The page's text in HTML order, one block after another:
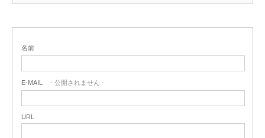
名前
E-MAIL - 公開されません -
URL